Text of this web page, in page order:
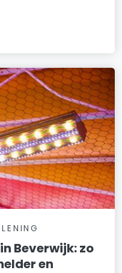
Beverwijk: zo
en